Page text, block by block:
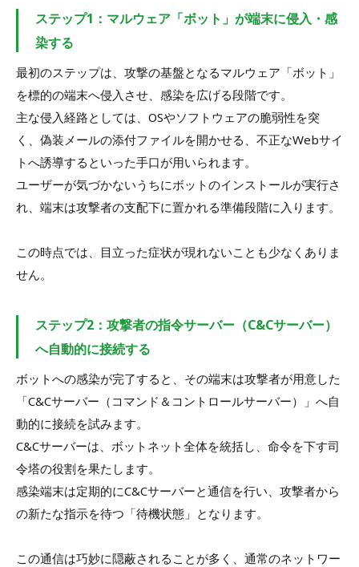
ステップ1：マルウェア「ボット」が端末に侵入・感
染する
最初のステップは、攻撃の基盤となるマルウェア「ボット」
を標的の端末へ侵入させ、感染を広げる段階です。
主な侵入経路としては、OSやソフトウェアの脆弱性を突
く、偽装メールの添付ファイルを開かせる、不正なWebサイ
トへ誘導するといった手口が用いられます。
ユーザーが気づかないうちにボットのインストールが実行さ
れ、端末は攻撃者の支配下に置かれる準備段階に入ります。
この時点では、目立った症状が現れないことも少なくありま
せん。
ステップ2：攻撃者の指令サーバー（C&Cサーバー）
へ自動的に接続する
ボットへの感染が完了すると、その端末は攻撃者が用意した
「C&Cサーバー（コマンド＆コントロールサーバー）」へ自
動的に接続を試みます。
C&Cサーバーは、ボットネット全体を統括し、命令を下す司
令塔の役割を果たします。
感染端末は定期的にC&Cサーバーと通信を行い、攻撃者から
の新たな指示を待つ「待機状態」となります。
この通信は巧妙に隠蔽されることが多く、通常のネットワー